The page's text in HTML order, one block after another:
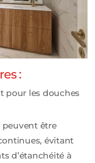
:
pour les douches
peuvent être
évitant
d’étanchéité à